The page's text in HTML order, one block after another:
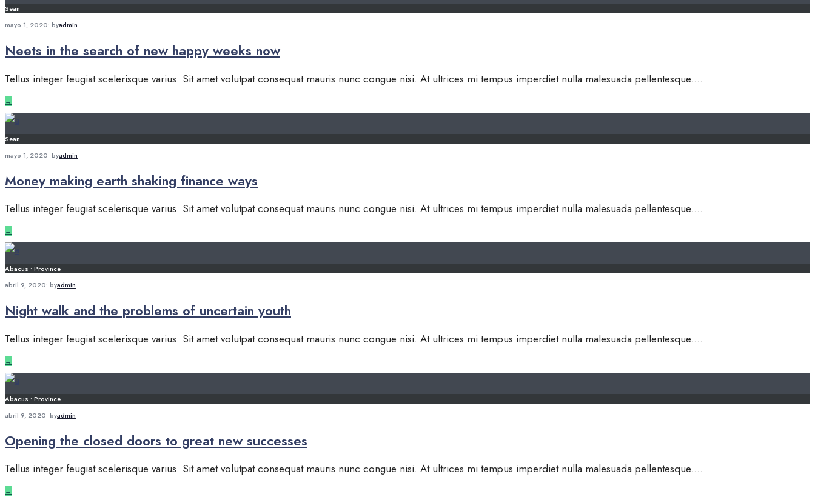
Sean
mayo 1, 2020• byadmin
Neets in the search of new happy weeks now
Tellus integer feugiat scelerisque varius. Sit amet volutpat consequat mauris nunc congue nisi. At ultrices mi tempus imperdiet nulla malesuada pellentesque....
→
Sean
mayo 1, 2020• byadmin
Money making earth shaking finance ways
Tellus integer feugiat scelerisque varius. Sit amet volutpat consequat mauris nunc congue nisi. At ultrices mi tempus imperdiet nulla malesuada pellentesque....
→
Abacus • Province
abril 9, 2020• byadmin
Night walk and the problems of uncertain youth
Tellus integer feugiat scelerisque varius. Sit amet volutpat consequat mauris nunc congue nisi. At ultrices mi tempus imperdiet nulla malesuada pellentesque....
→
Abacus • Province
abril 9, 2020• byadmin
Opening the closed doors to great new successes
Tellus integer feugiat scelerisque varius. Sit amet volutpat consequat mauris nunc congue nisi. At ultrices mi tempus imperdiet nulla malesuada pellentesque....
→